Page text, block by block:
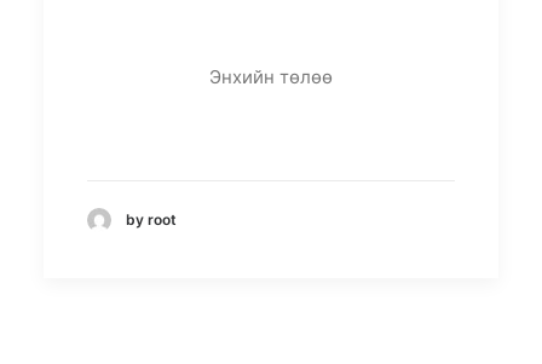
Энхийн төлөө
by root